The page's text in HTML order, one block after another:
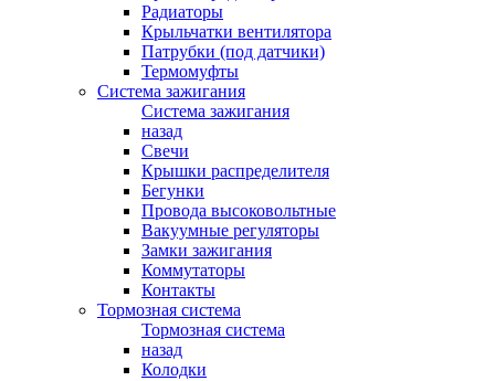
Радиаторы
Крыльчатки вентилятора
Патрубки (под датчики)
Термомуфты
Система зажигания
Система зажигания
назад
Свечи
Крышки распределителя
Бегунки
Провода высоковольтные
Вакуумные регуляторы
Замки зажигания
Коммутаторы
Контакты
Тормозная система
Тормозная система
назад
Колодки